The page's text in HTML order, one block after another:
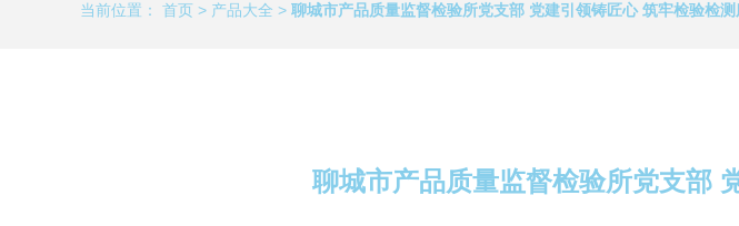
当前位置： 首页 > 产品大全 > 聊城市产品质量监督检验所党支部 党建引领铸匠心 筑牢检验检
聊城市产品质量监督检验所党支部